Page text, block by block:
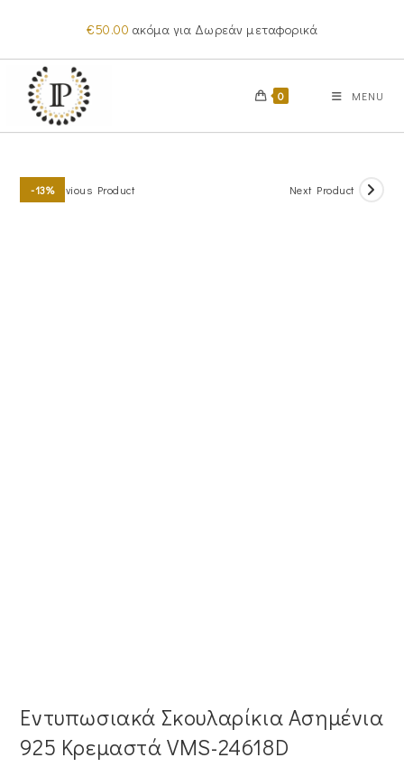
content
€50.00 ακόμα για Δωρεάν μεταφορικά
0 MENU
-13%Previous Product Next Product
Εντυπωσιακά Σκουλαρίκια Ασημένια
925 Κρεμαστά VMS-24618D